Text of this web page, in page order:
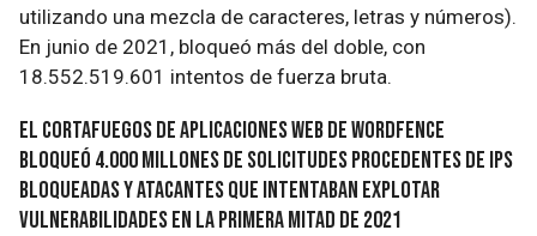
utilizando una mezcla de caracteres, letras y números).
En junio de 2021, bloqueó más del doble, con
18.552.519.601 intentos de fuerza bruta.
El cortafuegos de aplicaciones web de Wordfence
bloqueó 4.000 millones de solicitudes procedentes de IPs
bloqueadas y atacantes que intentaban explotar
vulnerabilidades en la primera mitad de 2021